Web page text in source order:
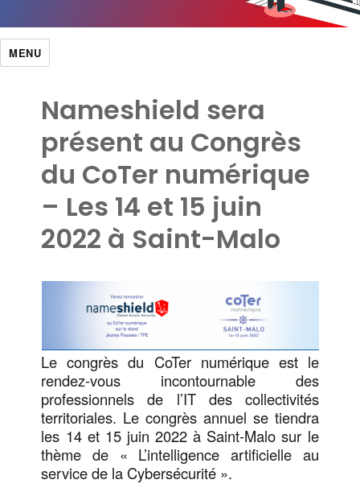
MENU
Nameshield sera
présent au Congrès
du CoTer numérique
– Les 14 et 15 juin
2022 à Saint-Malo
Le congrès du CoTer numérique est le
rendez-vous incontournable des
professionnels de l’IT des collectivités
territoriales. Le congrès annuel se tiendra
les 14 et 15 juin 2022 à Saint-Malo sur le
thème de « L’intelligence artificielle au
service de la Cybersécurité ».